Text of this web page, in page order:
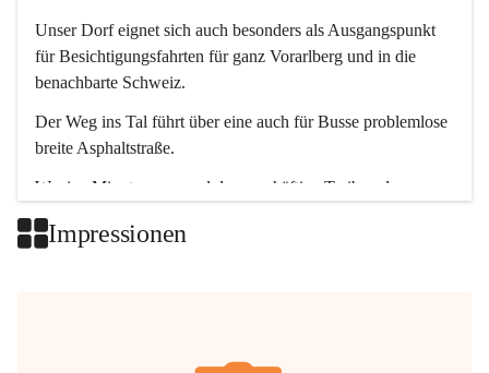
Unser Dorf eignet sich auch besonders als Ausgangspunkt
für Besichtigungsfahrten für ganz Vorarlberg und in die
benachbarte Schweiz.
Der Weg ins Tal führt über eine auch für Busse problemlose
breite Asphaltstraße.
Wenige Minuten nur, und das geschäftige Treiben der
Impressionen